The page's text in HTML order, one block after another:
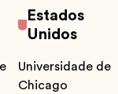
Estados
Unidos
Universidade de
Chicago